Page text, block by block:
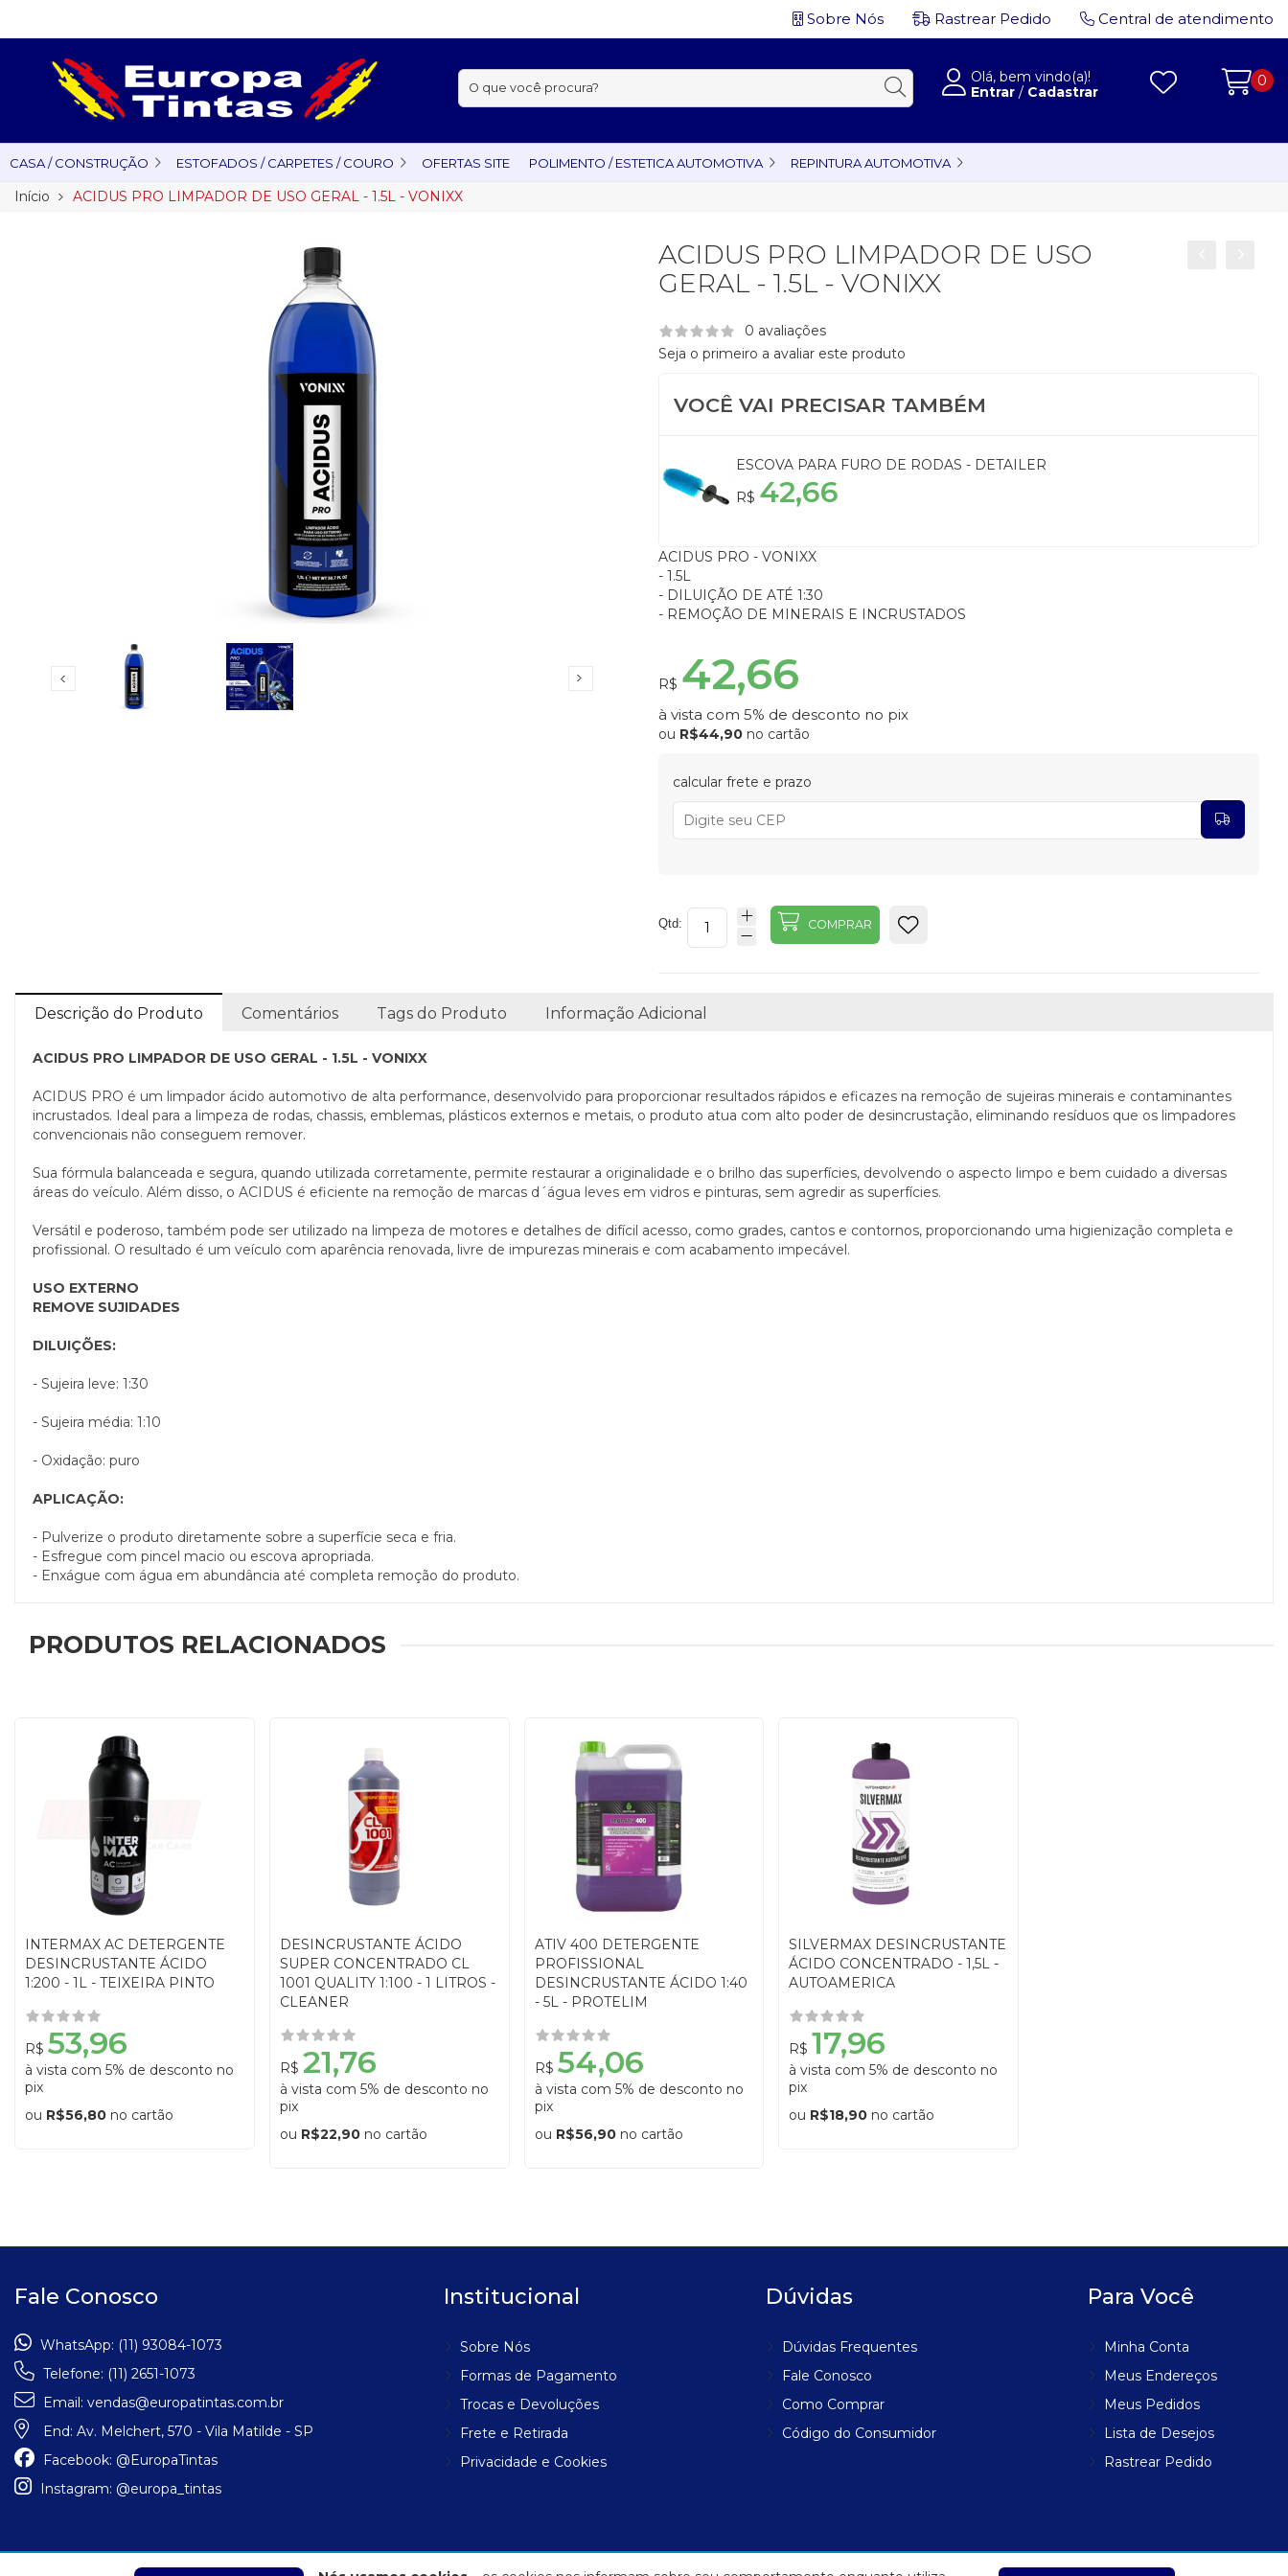
Sobre Nós Rastrear Pedido Central de atendimento
Buscar:
Olá, bem vindo(a)!
Entrar / Cadastrar
0
CASA / CONSTRUÇÃO ESTOFADOS / CARPETES / COURO OFERTAS SITE POLIMENTO / ESTETICA AUTOMOTIVA REPINTURA AUTOMOTIVA
Início ACIDUS PRO LIMPADOR DE USO GERAL - 1.5L - VONIXX
ACIDUS PRO LIMPADOR DE USO
GERAL - 1.5L - VONIXX
0 avaliações
Seja o primeiro a avaliar este produto
VOCÊ VAI PRECISAR TAMBÉM
ESCOVA PARA FURO DE RODAS - DETAILER
R$ 42,66
ACIDUS PRO - VONIXX
- 1.5L
- DILUIÇÃO DE ATÉ 1:30
- REMOÇÃO DE MINERAIS E INCRUSTADOS
R$ 42,66
à vista com 5% de desconto no pix
ou R$44,90 no cartão
calcular frete e prazo
Qtd: COMPRAR
Descrição do Produto Comentários Tags do Produto Informação Adicional
ACIDUS PRO LIMPADOR DE USO GERAL - 1.5L - VONIXX
ACIDUS PRO é um limpador ácido automotivo de alta performance, desenvolvido para proporcionar resultados rápidos e eficazes na remoção de sujeiras minerais e contaminantes
incrustados. Ideal para a limpeza de rodas, chassis, emblemas, plásticos externos e metais, o produto atua com alto poder de desincrustação, eliminando resíduos que os limpadores
convencionais não conseguem remover.
Sua fórmula balanceada e segura, quando utilizada corretamente, permite restaurar a originalidade e o brilho das superfícies, devolvendo o aspecto limpo e bem cuidado a diversas
áreas do veículo. Além disso, o ACIDUS é eficiente na remoção de marcas d´água leves em vidros e pinturas, sem agredir as superfícies.
Versátil e poderoso, também pode ser utilizado na limpeza de motores e detalhes de difícil acesso, como grades, cantos e contornos, proporcionando uma higienização completa e
profissional. O resultado é um veículo com aparência renovada, livre de impurezas minerais e com acabamento impecável.
USO EXTERNO
REMOVE SUJIDADES
DILUIÇÕES:
- Sujeira leve: 1:30
- Sujeira média: 1:10
- Oxidação: puro
APLICAÇÃO:
- Pulverize o produto diretamente sobre a superfície seca e fria.
- Esfregue com pincel macio ou escova apropriada.
- Enxágue com água em abundância até completa remoção do produto.
PRODUTOS RELACIONADOS
INTERMAX AC DETERGENTE
DESINCRUSTANTE ÁCIDO
1:200 - 1L - TEIXEIRA PINTO
R$ 53,96
à vista com 5% de desconto no
pix
ou R$56,80 no cartão
DESINCRUSTANTE ÁCIDO
SUPER CONCENTRADO CL
1001 QUALITY 1:100 - 1 LITROS -
CLEANER
R$ 21,76
à vista com 5% de desconto no
pix
ou R$22,90no cartão
ATIV 400 DETERGENTE
PROFISSIONAL
DESINCRUSTANTE ÁCIDO 1:40
- 5L - PROTELIM
R$ 54,06
à vista com 5% de desconto no
pix
ou R$56,90no cartão
SILVERMAX DESINCRUSTANTE
ÁCIDO CONCENTRADO - 1,5L -
AUTOAMERICA
R$ 17,96
à vista com 5% de desconto no
pix
ou R$18,90 no cartão
Fale Conosco
WhatsApp: (11) 93084-1073
Telefone: (11) 2651-1073
Email: vendas@europatintas.com.br
End: Av. Melchert, 570 - Vila Matilde - SP
Facebook: @EuropaTintas
Instagram: @europa_tintas
Institucional
Sobre Nós
Formas de Pagamento
Trocas e Devoluções
Frete e Retirada
Privacidade e Cookies
Dúvidas
Dúvidas Frequentes
Fale Conosco
Como Comprar
Código do Consumidor
Para Você
Minha Conta
Meus Endereços
Meus Pedidos
Lista de Desejos
Rastrear Pedido